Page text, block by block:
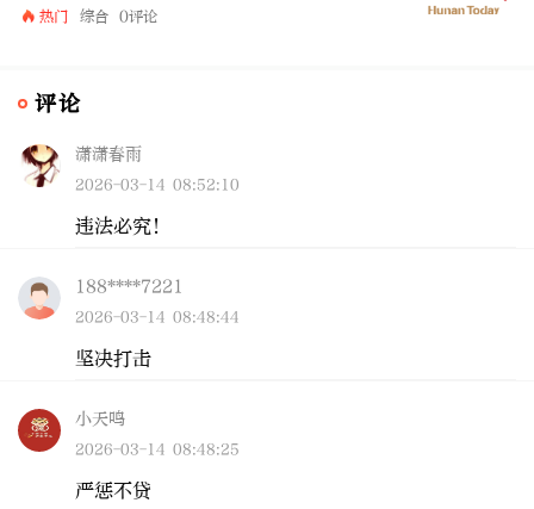
热门 综合 0评论
评论
潇潇春雨
2026-03-14 08:52:10
违法必究！
188****7221
2026-03-14 08:48:44
坚决打击
小天鸣
2026-03-14 08:48:25
严惩不贷